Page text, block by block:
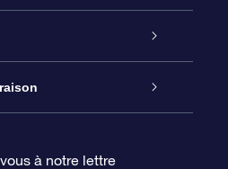
ligne
à notre lettre